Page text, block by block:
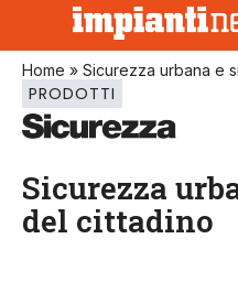
Home » Sicurezza urbana e
PRODOTTI
Sicurezza
del cittadino